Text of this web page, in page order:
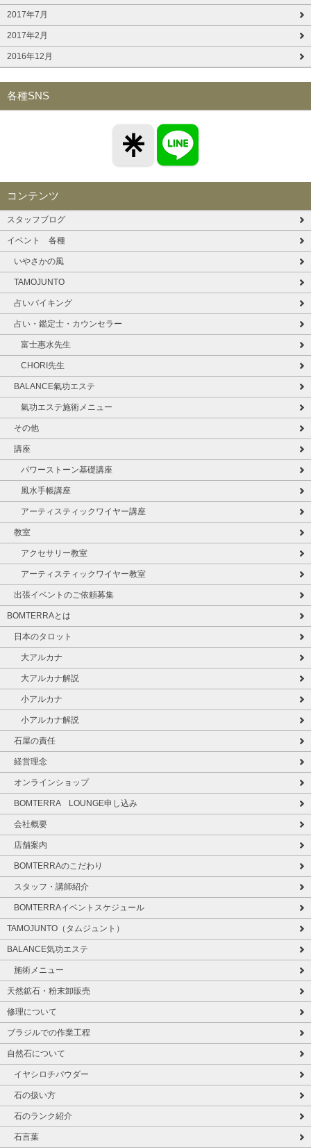
2017年7月
2017年2月
2016年12月
各種SNS
コンテンツ
スタッフブログ
イベント 各種
いやさかの風
TAMOJUNTO
占いバイキング
占い・鑑定士・カウンセラー
富士惠水先生
CHORI先生
BALANCE氣功エステ
氣功エステ施術メニュー
その他
講座
パワーストーン基礎講座
風水手帳講座
アーティスティックワイヤー講座
教室
アクセサリー教室
アーティスティックワイヤー教室
出張イベントのご依頼募集
BOMTERRAとは
日本のタロット
大アルカナ
大アルカナ解説
小アルカナ
小アルカナ解説
石屋の責任
経営理念
オンラインショップ
BOMTERRA LOUNGE申し込み
会社概要
店舗案内
BOMTERRAのこだわり
スタッフ・講師紹介
BOMTERRAイベントスケジュール
TAMOJUNTO（タムジュント）
BALANCE気功エステ
施術メニュー
天然鉱石・粉末卸販売
修理について
ブラジルでの作業工程
自然石について
イヤシロチパウダー
石の扱い方
石のランク紹介
石言葉